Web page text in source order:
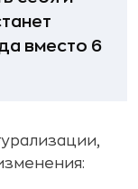
вместо 6